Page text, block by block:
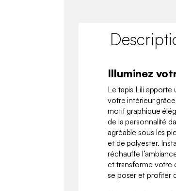
Illuminez
Le tapis Lili
votre intérieur
motif graphique
de la personnalité
agréable sous les
et de polyester.
réchauffe
et transforme votre
se poser et profiter